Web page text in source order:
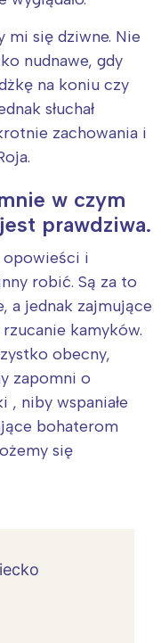
mi się dziwne. Nie
nudnawe, gdy
na koniu czy
słuchał
zachowania i
w czym
prawdziwa.
opowieści i
robić. Są za to
a jednak zajmujące
kamyków.
obecny,
zapomni o
, niby wspaniałe
bohaterom
się